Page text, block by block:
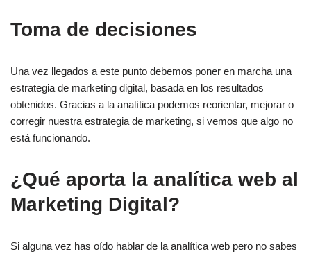
Toma de decisiones
Una vez llegados a este punto debemos poner en marcha una
estrategia de marketing digital, basada en los resultados
obtenidos. Gracias a la analítica podemos reorientar, mejorar o
corregir nuestra estrategia de marketing, si vemos que algo no
está funcionando.
¿Qué aporta la analítica web al
Marketing Digital?
Si alguna vez has oído hablar de la analítica web pero no sabes